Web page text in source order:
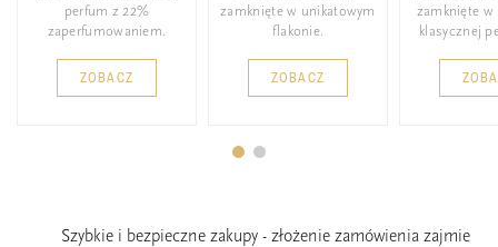
perfum z 22%
zaperfumowaniem.
ZOBACZ
zamknięte w unikatowym
flakonie.
ZOBACZ
zamknięte w
klasycznej
Szybkie i bezpieczne zakupy - złożenie zamówienia zajmie